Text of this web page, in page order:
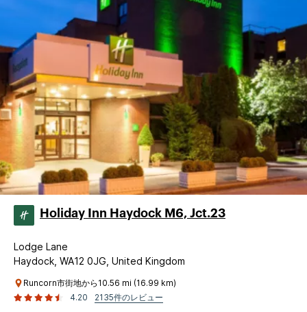
Holiday Inn Haydock M6, Jct.23
Lodge Lane
Haydock, WA12 0JG, United Kingdom
Runcorn市街地から10.56 mi (16.99 km)
4.20
2135件のレビュー